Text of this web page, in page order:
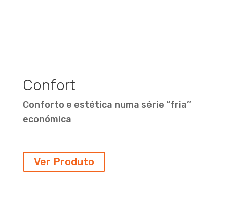
Confort
Conforto e estética numa série “fria”
económica
Ver Produto